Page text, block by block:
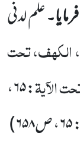
علم لدنی
الکھف، تحت
الآیۃ
: ۶۵،
: ۶۵، ص۶۵۸
)